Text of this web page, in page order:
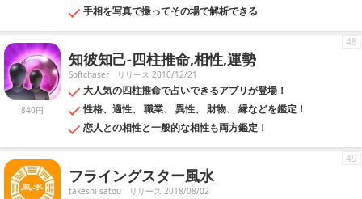
手相を写真で撮ってその場で解析できる
840円
知彼知己-四柱推命,相性,運勢
Softchaser リリース 2010/12/21
大人気の四柱推命で占いできるアプリが登場！
性格、適性、 職業、 異性、 財物、 縁などを鑑定！
恋人との相性と一般的な相性も両方鑑定！
48
フライングスター風水
takeshi satou リリース 2018/08/02
49